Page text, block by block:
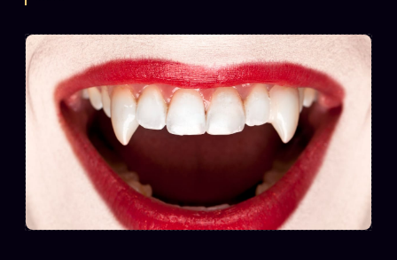
TOUTES LES RUBRIQUES →
DÉTONATIONS POLITIQUE
RENSEIGNEMENT
BUREAU DE
TENDANCES
MACRONLEAKS SCANDALES